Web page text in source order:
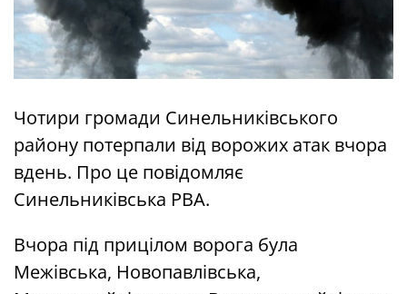
Чотири громади Синельниківського
району потерпали від ворожих атак вчора
вдень. Про це повідомляє
Синельниківська РВА.
Вчора під прицілом ворога була
Межівська, Новопавлівська,